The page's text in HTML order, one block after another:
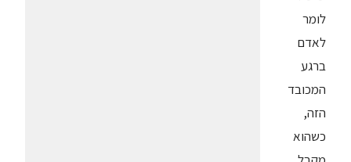
לומר
לאדם
ברגע
המכובד
הזה,
כשהוא